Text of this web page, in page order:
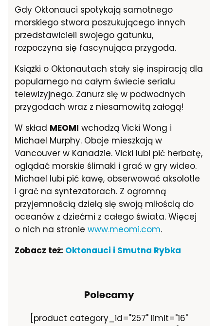
Gdy Oktonauci spotykają samotnego
morskiego stwora poszukującego innych
przedstawicieli swojego gatunku,
rozpoczyna się fascynująca przygoda.
Książki o Oktonautach stały się inspiracją dla
popularnego na całym świecie serialu
telewizyjnego. Zanurz się w podwodnych
przygodach wraz z niesamowitą załogą!
W skład MEOMI wchodzą Vicki Wong i
Michael Murphy. Oboje mieszkają w
Vancouver w Kanadzie. Vicki lubi pić herbatę,
oglądać morskie ślimaki i grać w gry wideo.
Michael lubi pić kawę, obserwować aksolotle
i grać na syntezatorach. Z ogromną
przyjemnością dzielą się swoją miłością do
oceanów z dziećmi z całego świata. Więcej
o nich na stronie www.meomi.com.
Zobacz też: Oktonauci i Smutna Rybka
Polecamy
[product category_id="257" limit="16"